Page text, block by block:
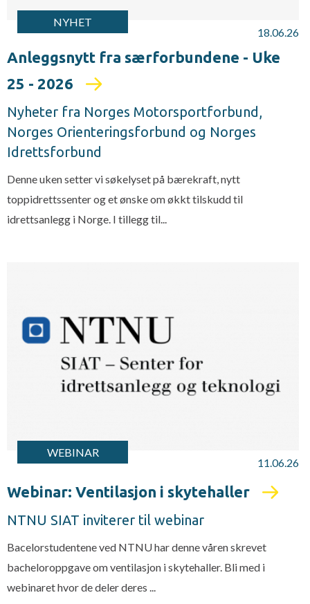
NYHET
18.06.26
Anleggsnytt fra særforbundene - Uke
25 - 2026
Nyheter fra Norges Motorsportforbund,
Norges Orienteringsforbund og Norges
Idrettsforbund
Denne uken setter vi søkelyset på bærekraft, nytt
toppidrettssenter og et ønske om økkt tilskudd til
idrettsanlegg i Norge. I tillegg til...
WEBINAR
11.06.26
Webinar: Ventilasjon i skytehaller
NTNU SIAT inviterer til webinar
Bacelorstudentene ved NTNU har denne våren skrevet
bacheloroppgave om ventilasjon i skytehaller. Bli med i
webinaret hvor de deler deres ...